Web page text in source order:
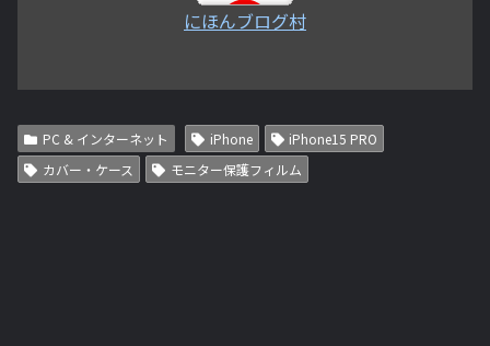
にほんブログ村
PC & インターネット iPhone
iPhone15 PRO
カバー・ケース
モニター保護フィルム